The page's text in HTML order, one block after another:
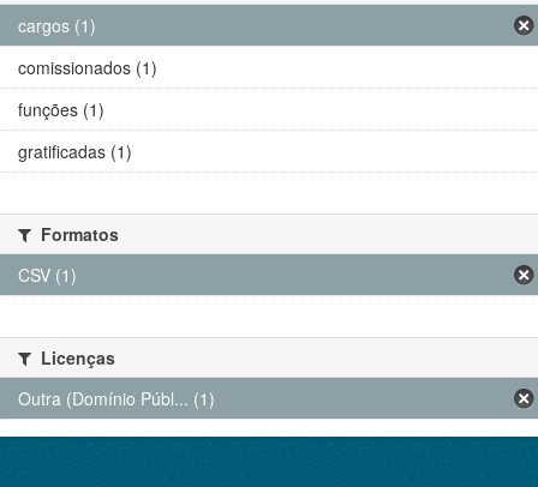
cargos (1)
comissionados (1)
funções (1)
gratificadas (1)
Formatos
CSV (1)
Licenças
Outra (Domínio Públ... (1)